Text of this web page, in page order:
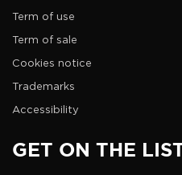
Term of use
Term of sale
Cookies notice
Trademarks
Accessibility
GET ON THE